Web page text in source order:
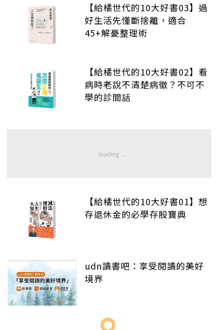
【給橘世代的10大好書03】過
好生活先懂斷捨離，適合
45+解憂整理術
【給橘世代的10大好書02】看
病時老說不清楚病徵？不可不
學的診間話
【給橘世代的10大好書01】想
存退休金的必學存股寶典
udn讀書吧：享受閱讀的美好
境界